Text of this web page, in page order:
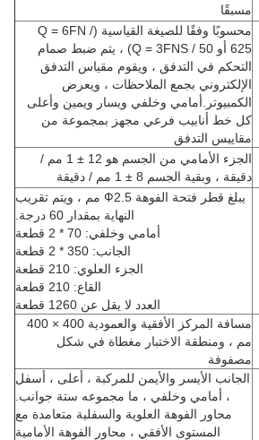
مسبقًا
محسوبًا وفقًا للصيغة القياسية (Q = 6FN /
625 أو Q = 3FNS / 50) ، يتم ضبط صمام
التحكم في التدفق ، ويقوم مقياس التدفق
الإلكتروني بجمع الملاحظات ، ويعرض
الكمبيوتر.أمامي وخلفي ويسار ويمين وأعلى
كل خط أنابيب فرعي مجهز بمجموعة من
مقاييس التدفق
الجزء الأمامي من الجسم هو 12 ± 1 مم /
دقيقة ، وبقية الجسم 8 ± 1 مم / دقيقة
يبلغ قطر فتحة الفوهة Ф2.5 مم ، ويتم تقريب
النهاية بمقدار 60 درجة.
أمامي وخلفي: 70 * 2 قطعة
الجانب: 350 * 2 قطعة
الجزء العلوي: 210 قطعة
القاع: 210 قطعة
العدد لا يقل عن 1260 قطعة
مسافة المركز الأفقية والعمودية 400 × 400
مم ، ومنطقة الاختبار مغطاة في شكل
مصفوفة
الجانب الأيسر والأيمن للمركبة ، أعلى ، أسفل
، أمامي وخلفي ، ما مجموعه ستة جوانب.
محاور الفوهة العلوية والسفلية متعامدة مع
المستوى الأفقي ، محاور الفوهة الأمامية